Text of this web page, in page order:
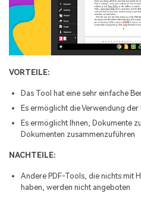
VORTEILE:
Das Tool hat eine sehr einfache
Es ermöglicht die Verwendung
Es ermöglicht Ihnen, Dokumente
Dokumenten zusammenzuführen
NACHTEILE:
Andere PDF-Tools, die nichts mit
haben, werden nicht angeboten